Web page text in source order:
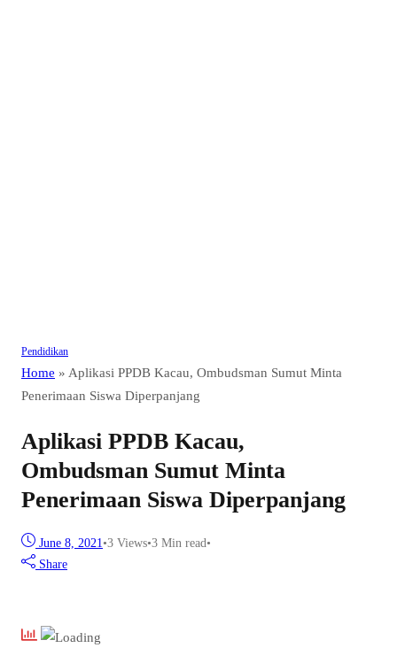
Pendidikan
Home » Aplikasi PPDB Kacau, Ombudsman Sumut Minta
Penerimaan Siswa Diperpanjang
Aplikasi PPDB Kacau,
Ombudsman Sumut Minta
Penerimaan Siswa Diperpanjang
June 8, 2021•3 Views•3 Min read•
Share